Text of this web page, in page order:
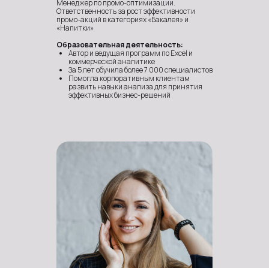
Менеджер по промо-оптимизации.
Ответственность за рост эффективности
промо-акций в категориях «Бакалея» и
«Напитки»
Образовательная деятельность:
Автор и ведущая программ по Excel и
коммерческой аналитике
За 5 лет обучила более 7 000 специалистов
Помогла корпоративным клиентам
развить навыки анализа для принятия
эффективных бизнес-решений
1